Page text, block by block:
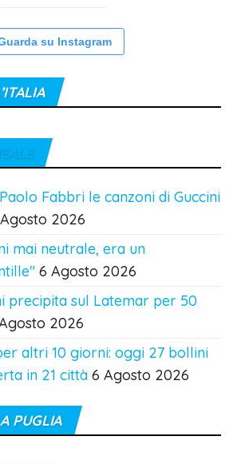
su Instagram
Fabbri le canzoni di Guccini
2026
mai neutrale, era un
6 Agosto 2026
precipita sul Latemar per 50
2026
altri 10 giorni: oggi 27 bollini
in 21 città 6 Agosto 2026
PUGLIA